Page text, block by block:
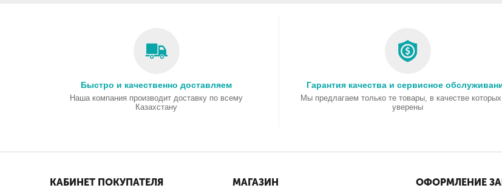
Быстро и качественно доставляем
Наша компания производит доставку по всему
Казахстану
Гарантия качества и сервисное
Мы предлагаем только те товары, в качестве
уверены
КАБИНЕТ ПОКУПАТЕЛЯ МАГАЗИН ОФОРМЛЕНИЕ